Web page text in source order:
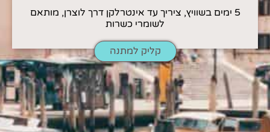
5 ימים בשוויץ, ציריך עד אינטרלקן דרך לוצרן, מותאם
לשומרי כשרות
קליק למתנה